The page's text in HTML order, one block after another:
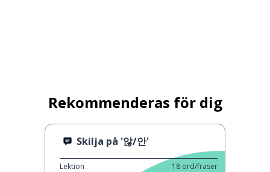
Rekommenderas för dig
Skilja på '않/안'
Lektion 18 ord/fraser